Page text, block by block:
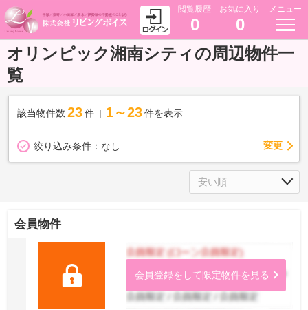
閲覧履歴
0
お気に入り
0
メニュー
オリンピック湘南シティの周辺物件一
覧
該当物件数 23件 1～23 件を表示
絞り込み条件： なし 変更
会員物件
会員登録をして限定物件を見る